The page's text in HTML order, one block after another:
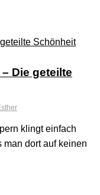
Die geteilte
klingt einfach
man dort auf keinen